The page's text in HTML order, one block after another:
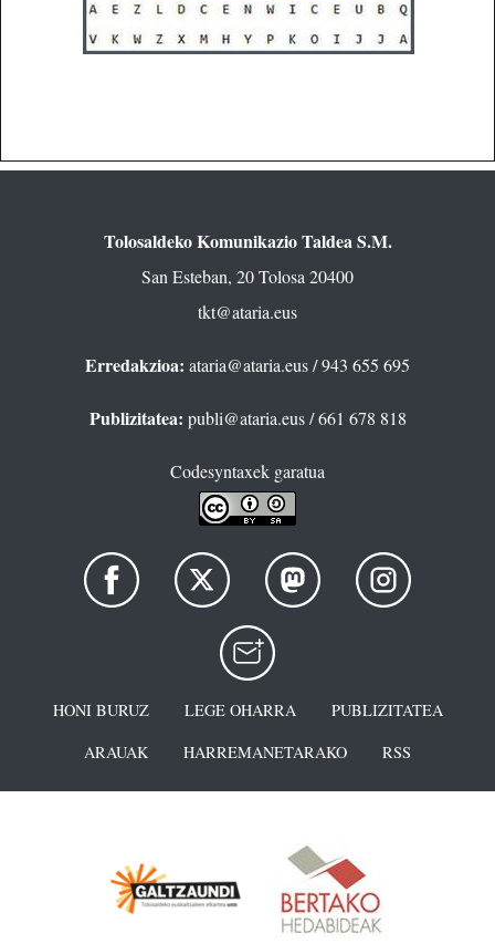
Tolosaldeko Komunikazio Taldea S.M.
San Esteban, 20 Tolosa 20400
tkt@ataria.eus
Erredakzioa: ataria@ataria.eus/ 943 655 695
Publizitatea: publi@ataria.eus/ 661 678 818
Codesyntaxek garatua
HONI BURUZ LEGE OHARRA
PUBLIZITATEA
ARAUAK
HARREMANETARAKO RSS